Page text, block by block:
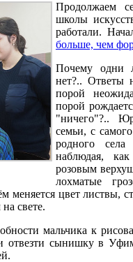
Продолжаем
школы
работали.
больше, чем
Почему одни
нет?.. Ответы
порой
порой
"ничего"?..
семьи, с
родного
наблюдая,
розовым
лохматые
меняется цвет листвы,
свете.
мальчика к
отвезти сынишку в